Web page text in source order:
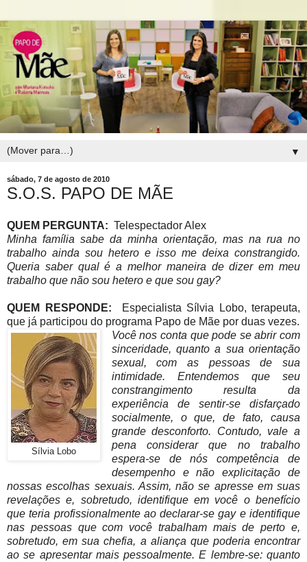
▼
sábado, 7 de agosto de 2010
S.O.S. PAPO DE MÃE
QUEM PERGUNTA: Telespectador Alex
Minha família sabe da minha orientação, mas na rua no
trabalho ainda sou hetero e isso me deixa constrangido.
Queria saber qual é a melhor maneira de dizer em meu
trabalho que não sou hetero e que sou gay?
QUEM RESPONDE: Especialista Sílvia Lobo, terapeuta,
que já participou do programa Papo de Mãe por duas vezes.
Sílvia Lobo
Você nos conta que pode se abrir com
sinceridade, quanto a sua orientação
sexual, com as pessoas de sua
intimidade. Entendemos que seu
constrangimento resulta da
experiência de sentir-se disfarçado
socialmente, o que, de fato, causa
grande desconforto. Contudo, vale a
pena considerar que no trabalho
espera-se de nós competência de
desempenho e não explicitação de
nossas escolhas sexuais. Assim, não se apresse em suas
revelações e, sobretudo, identifique em você o benefício
que teria profissionalmente ao declarar-se gay e identifique
nas pessoas que com você trabalham mais de perto e,
sobretudo, em sua chefia, a aliança que poderia encontrar
ao se apresentar mais pessoalmente. E lembre-se: quanto